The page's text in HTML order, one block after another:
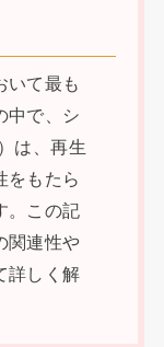
いて最も
中で、シ
は、再生
をもたら
。この記
関連性や
詳しく解